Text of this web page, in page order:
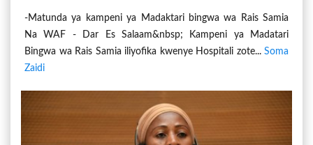
HUDUMA
-Matunda ya kampeni ya Madaktari bingwa wa Rais Samia
Na WAF - Dar Es Salaam&nbsp; Kampeni ya Madatari
Bingwa wa Rais Samia iliyofika kwenye Hospitali zote... Soma
Zaidi